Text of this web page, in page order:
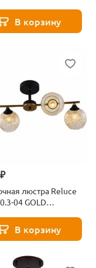
В корзину
люстра Reluce
04 GOLD
В корзину